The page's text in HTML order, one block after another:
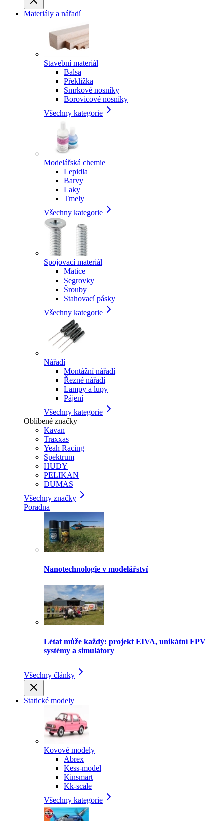
Materiály a nářadí
Stavební materiál
Balsa
Překližka
Smrkové nosníky
Borovicové nosníky
Všechny kategorie
Modelářská chemie
Lepidla
Barvy
Laky
Tmely
Všechny kategorie
Spojovací materiál
Matice
Segrovky
Šrouby
Stahovací pásky
Všechny kategorie
Nářadí
Montážní nářadí
Řezné nářadí
Lampy a lupy
Pájení
Všechny kategorie
Oblíbené značky
Kavan
Traxxas
Yeah Racing
Spektrum
HUDY
PELIKAN
DUMAS
Všechny značky
Poradna
Nanotechnologie v modelářství
Létat může každý: projekt EIVA, unikátní FPV
systémy a simulátory
Všechny články
Statické modely
Kovové modely
Abrex
Kess-model
Kinsmart
Kk-scale
Všechny kategorie